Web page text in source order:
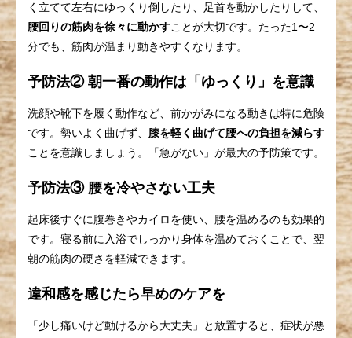
く立てて左右にゆっくり倒したり、足首を動かしたりして、
腰回りの筋肉を徐々に動かすことが大切です。たった1〜2
分でも、筋肉が温まり動きやすくなります。
予防法② 朝一番の動作は「ゆっくり」を意識
洗顔や靴下を履く動作など、前かがみになる動きは特に危険
です。勢いよく曲げず、 膝を軽く曲げて腰への負担を減らす
ことを意識しましょう。「急がない」が最大の予防策です。
予防法③ 腰を冷やさない工夫
起床後すぐに腹巻きやカイロを使い、腰を温めるのも効果的
です。寝る前に入浴でしっかり身体を温めておくことで、翌
朝の筋肉の硬さを軽減できます。
違和感を感じたら早めのケアを
「少し痛いけど動けるから大丈夫」と放置すると、症状が悪